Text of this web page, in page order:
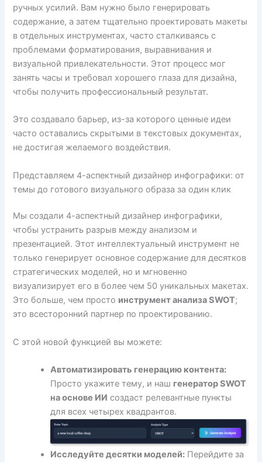
ручных усилий. Вам нужно было генерировать
содержание, а затем тщательно проектировать макеты
в отдельных инструментах, часто сталкиваясь с
проблемами форматирования, выравнивания и
визуальной привлекательности. Этот процесс мог
занять часы и требовал хорошего глаза для дизайна,
чтобы получить профессиональный результат.
Это создавало барьер, из-за которого ценные идеи
часто оставались скрытыми в текстовых документах,
не достигая желаемого воздействия.
Представляем 4-аспектный дизайнер инфографики: от
темы до готового визуального образа за один клик
Мы создали 4-аспектный дизайнер инфографики,
чтобы устранить разрыв между анализом и
презентацией. Этот интеллектуальный инструмент не
только генерирует основное содержание для десятков
стратегических моделей, но и мгновенно
визуализирует его в более чем 50 уникальных макетах.
Это больше, чем просто инструмент анализа SWOT;
это всесторонний партнер по проектированию.
С этой новой функцией вы можете:
Автоматизировать генерацию контента:
Просто укажите тему, и наш генератор SWOT
на основе ИИ создаст релевантные пункты
для всех четырех квадрантов.
Исследуйте десятки моделей: Перейдите за